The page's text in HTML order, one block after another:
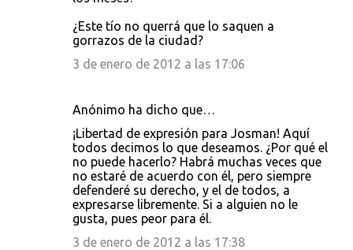
¿Este tío no querrá que lo saquen a
gorrazos de la ciudad?
3 de enero de 2012 a las 17:06
Anónimo ha dicho que…
¡Libertad de expresión para Josman! Aquí
todos decimos lo que deseamos. ¿Por qué el
no puede hacerlo? Habrá muchas veces que
no estaré de acuerdo con él, pero siempre
defenderé su derecho, y el de todos, a
expresarse libremente. Si a alguien no le
gusta, pues peor para él.
3 de enero de 2012 a las 17:38